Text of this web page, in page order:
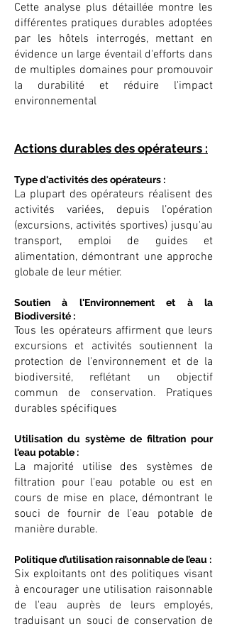
Cette analyse plus détaillée montre les
différentes pratiques durables adoptées
par les hôtels interrogés, mettant en
évidence un large éventail d'efforts dans
de multiples domaines pour promouvoir
la durabilité et réduire l'impact
environnemental
Actions durables des opérateurs :
Type d'activités des opérateurs :
La plupart des opérateurs réalisent des
activités variées, depuis l’opération
(excursions, activités sportives) jusqu'au
transport, emploi de guides et
alimentation, démontrant une approche
globale de leur métier.
Soutien à l'Environnement et à la
Biodiversité :
Tous les opérateurs affirment que leurs
excursions et activités soutiennent la
protection de l'environnement et de la
biodiversité, reflétant un objectif
commun de conservation. Pratiques
durables spécifiques
Utilisation du système de filtration pour
l'eau potable :
La majorité utilise des systèmes de
filtration pour l'eau potable ou est en
cours de mise en place, démontrant le
souci de fournir de l'eau potable de
manière durable.
Politique d’utilisation raisonnable de l’eau :
Six exploitants ont des politiques visant
à encourager une utilisation raisonnable
de l'eau auprès de leurs employés,
traduisant un souci de conservation de